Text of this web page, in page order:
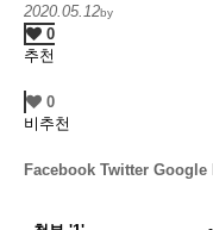
2020.05.12by
0
추천
0
비추천
Facebook Twitter Google